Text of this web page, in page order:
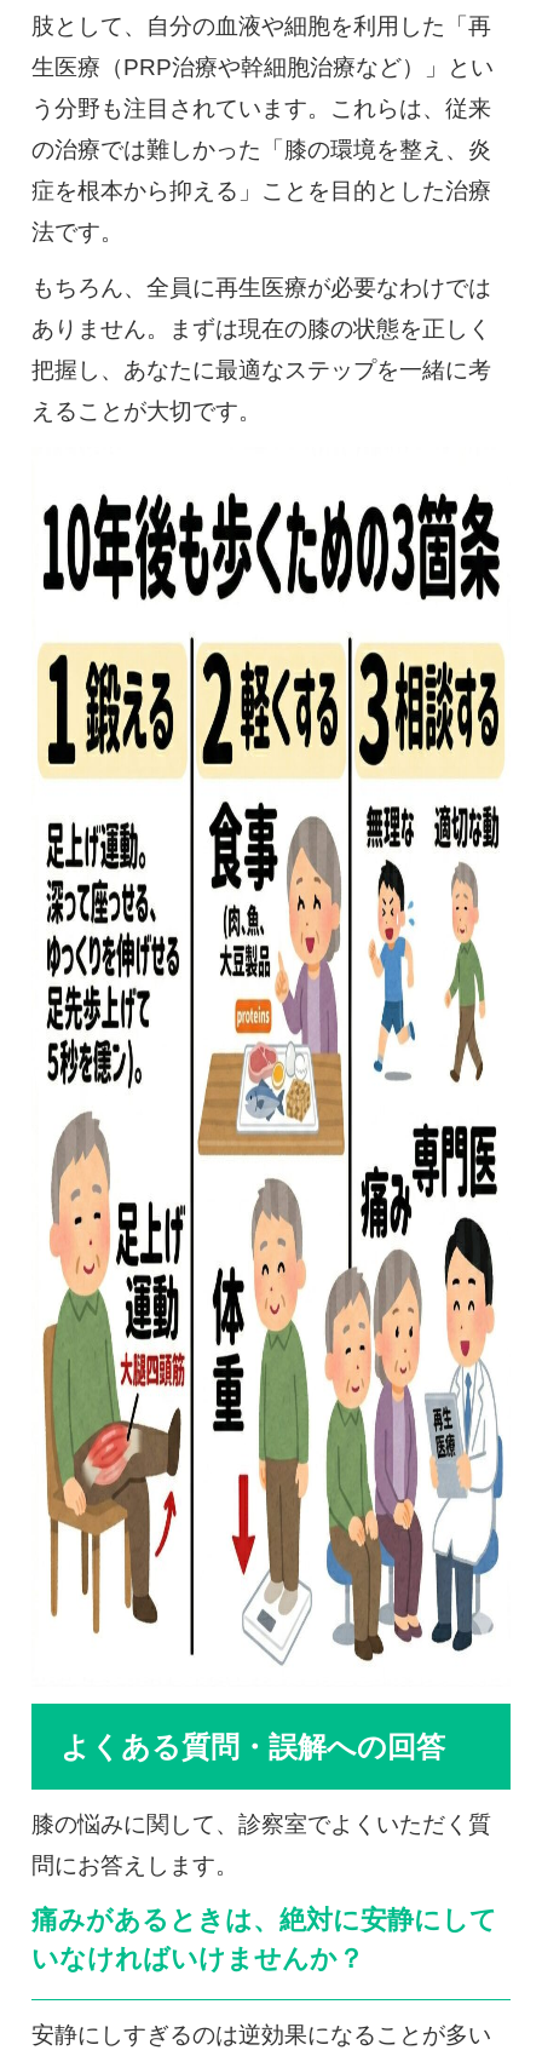
肢として、自分の血液や細胞を利用した「再
生医療（PRP治療や幹細胞治療など）」とい
う分野も注目されています。これらは、従来
の治療では難しかった「膝の環境を整え、炎
症を根本から抑える」ことを目的とした治療
法です。
もちろん、全員に再生医療が必要なわけでは
ありません。まずは現在の膝の状態を正しく
把握し、あなたに最適なステップを一緒に考
えることが大切です。
よくある質問・誤解への回答
膝の悩みに関して、診察室でよくいただく質
問にお答えします。
痛みがあるときは、絶対に安静にして
いなければいけませんか？
安静にしすぎるのは逆効果になることが多い